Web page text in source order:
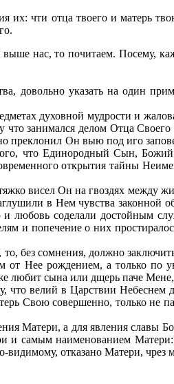
чти отца твоего и матерь
нас, то почитаем. Посему,
довольно указать на один
духовной мудрости и
занимался делом Отца
преклонил Он выю под иго
что Единородный Сын, Божий
открытия тайны
висел Он на гвоздях
в Нем чувства законной
любовь соделали достойным
и попечение о них
без сомнения, должно
Нее рождением, а только по
любит сына или дщерь паче
что велий в Царствии
Свою совершенно, только не
Матери, а для явления славы
и самым наименованием
отказано Матери, чрез